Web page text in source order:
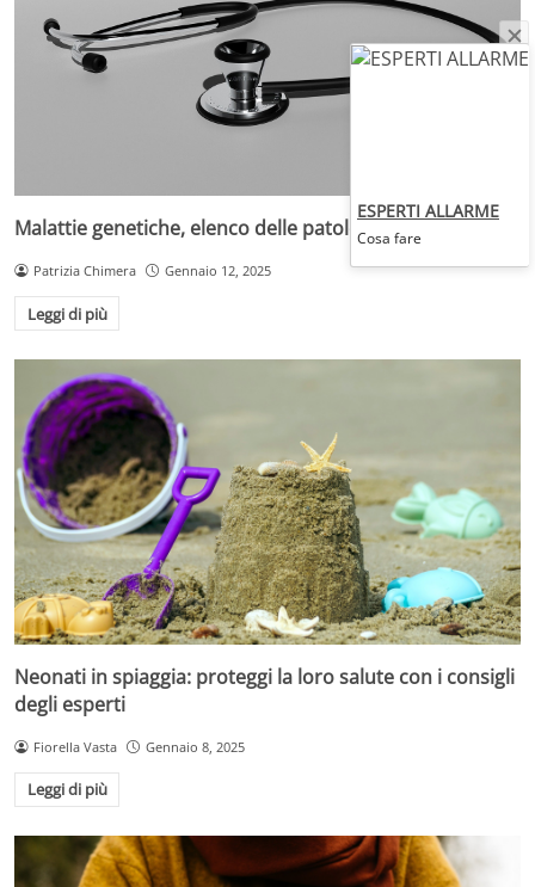
Malattie genetiche, elenco delle patologie più comuni
Patrizia Chimera Gennaio 12, 2025
Leggi di più
Neonati in spiaggia: proteggi la loro salute con i consigli
degli esperti
Fiorella Vasta Gennaio 8, 2025
Leggi di più
ESPERTI ALLARME
Cosa fare